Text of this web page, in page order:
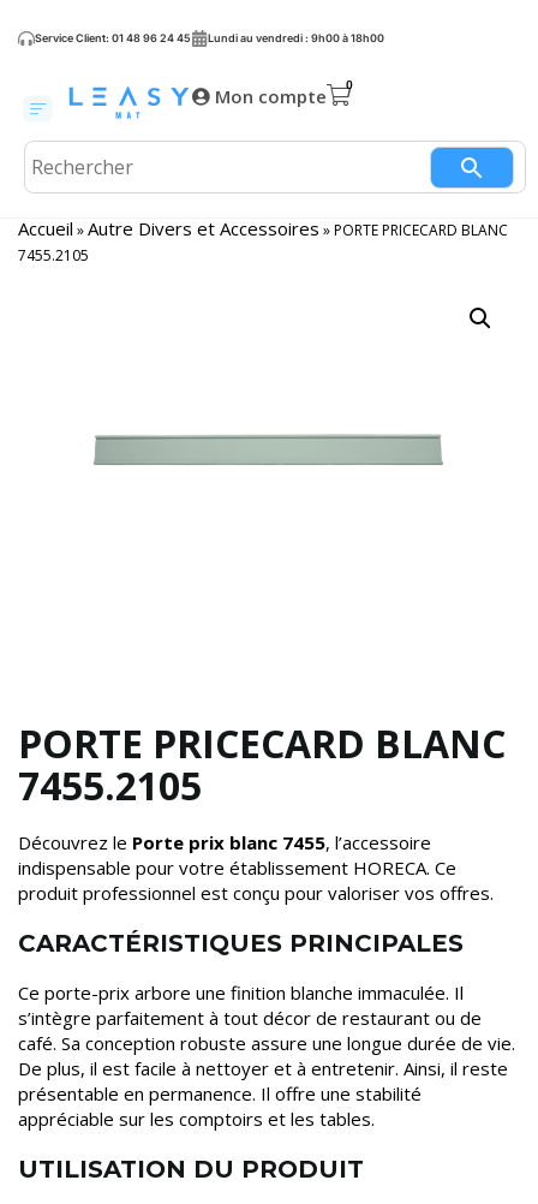
Service Client: 01 48 96 24 45 Lundi au vendredi : 9h00 à 18h00
Mon compte
Accueil »Autre Divers et Accessoires »PORTE PRICECARD BLANC
7455.2105
PORTE PRICECARD BLANC
7455.2105
Découvrez le Porte prix blanc 7455, l’accessoire
indispensable pour votre établissement HORECA. Ce
produit professionnel est conçu pour valoriser vos offres.
CARACTÉRISTIQUES PRINCIPALES
Ce porte-prix arbore une finition blanche immaculée. Il
s’intègre parfaitement à tout décor de restaurant ou de
café. Sa conception robuste assure une longue durée de vie.
De plus, il est facile à nettoyer et à entretenir. Ainsi, il reste
présentable en permanence. Il offre une stabilité
appréciable sur les comptoirs et les tables.
UTILISATION DU PRODUIT